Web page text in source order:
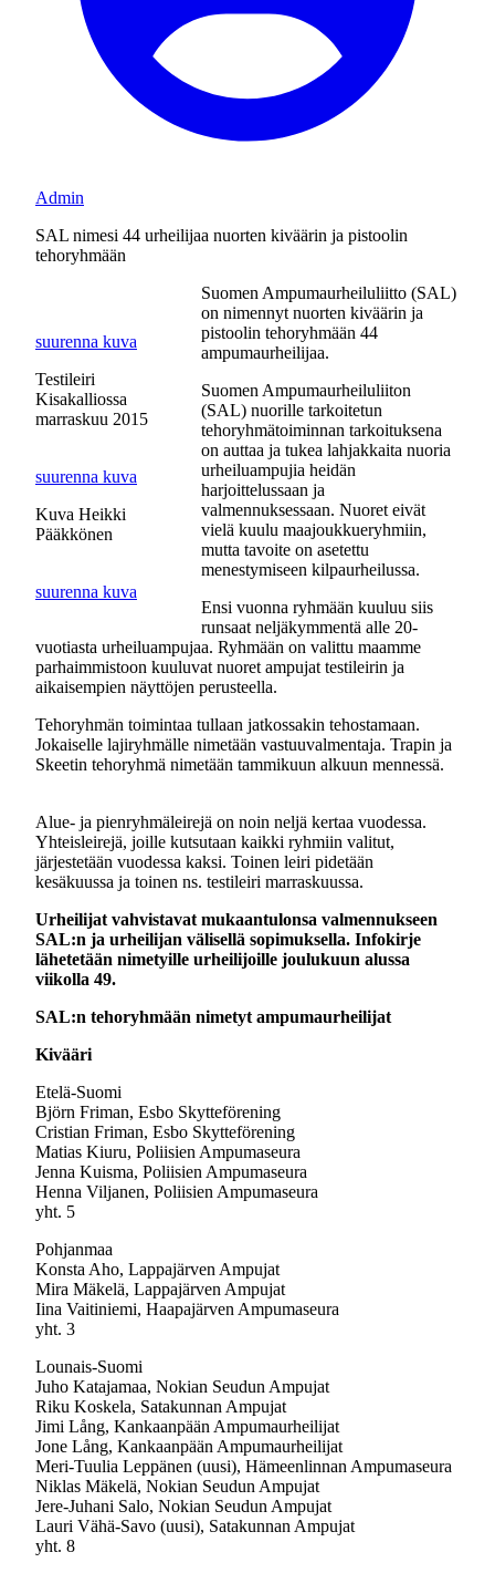
Admin
SAL nimesi 44 urheilijaa nuorten kiväärin ja pistoolin
tehoryhmään
suurenna kuva
Testileiri
Kisakalliossa
marraskuu 2015
suurenna kuva
Kuva Heikki
Pääkkönen
suurenna kuva
Suomen Ampumaurheiluliitto (SAL)
on nimennyt nuorten kiväärin ja
pistoolin tehoryhmään 44
ampumaurheilijaa.
Suomen Ampumaurheiluliiton
(SAL) nuorille tarkoitetun
tehoryhmätoiminnan tarkoituksena
on auttaa ja tukea lahjakkaita nuoria
urheiluampujia heidän
harjoittelussaan ja
valmennuksessaan. Nuoret eivät
vielä kuulu maajoukkueryhmiin,
mutta tavoite on asetettu
menestymiseen kilpaurheilussa.
Ensi vuonna ryhmään kuuluu siis
runsaat neljäkymmentä alle 20-
vuotiasta urheiluampujaa. Ryhmään on valittu maamme
parhaimmistoon kuuluvat nuoret ampujat testileirin ja
aikaisempien näyttöjen perusteella.
Tehoryhmän toimintaa tullaan jatkossakin tehostamaan.
Jokaiselle lajiryhmälle nimetään vastuuvalmentaja. Trapin ja
Skeetin tehoryhmä nimetään tammikuun alkuun mennessä.
Alue- ja pienryhmäleirejä on noin neljä kertaa vuodessa.
Yhteisleirejä, joille kutsutaan kaikki ryhmiin valitut,
järjestetään vuodessa kaksi. Toinen leiri pidetään
kesäkuussa ja toinen ns. testileiri marraskuussa.
Urheilijat vahvistavat mukaantulonsa valmennukseen
SAL:n ja urheilijan välisellä sopimuksella. Infokirje
lähetetään nimetyille urheilijoille joulukuun alussa
viikolla 49.
SAL:n tehoryhmään nimetyt ampumaurheilijat
Kivääri
Etelä-Suomi
Björn Friman, Esbo Skytteförening
Cristian Friman, Esbo Skytteförening
Matias Kiuru, Poliisien Ampumaseura
Jenna Kuisma, Poliisien Ampumaseura
Henna Viljanen, Poliisien Ampumaseura
yht. 5
Pohjanmaa
Konsta Aho, Lappajärven Ampujat
Mira Mäkelä, Lappajärven Ampujat
Iina Vaitiniemi, Haapajärven Ampumaseura
yht. 3
Lounais-Suomi
Juho Katajamaa, Nokian Seudun Ampujat
Riku Koskela, Satakunnan Ampujat
Jimi Lång, Kankaanpään Ampumaurheilijat
Jone Lång, Kankaanpään Ampumaurheilijat
Meri-Tuulia Leppänen (uusi), Hämeenlinnan Ampumaseura
Niklas Mäkelä, Nokian Seudun Ampujat
Jere-Juhani Salo, Nokian Seudun Ampujat
Lauri Vähä-Savo (uusi), Satakunnan Ampujat
yht. 8